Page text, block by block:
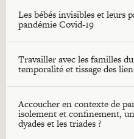
Les bébés invisibles et leurs
pandémie Covid-19
Travailler avec les familles
temporalité et tissage des
Accoucher en contexte de
isolement et confinement,
dyades et les triades ?